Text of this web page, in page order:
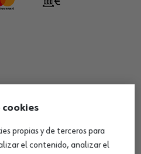
cookies
propias y de terceros para
el contenido, analizar el